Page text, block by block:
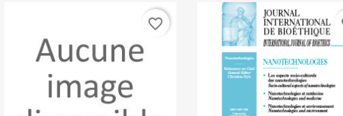
favorite_border